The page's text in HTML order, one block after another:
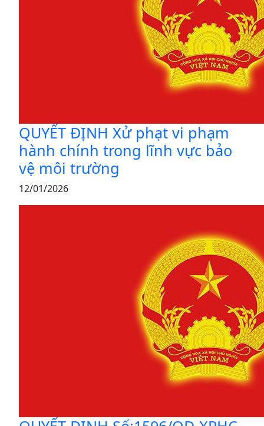
QUYẾT ĐỊNH Xử phạt vi phạm
hành chính trong lĩnh vực bảo
vệ môi trường
12/01/2026